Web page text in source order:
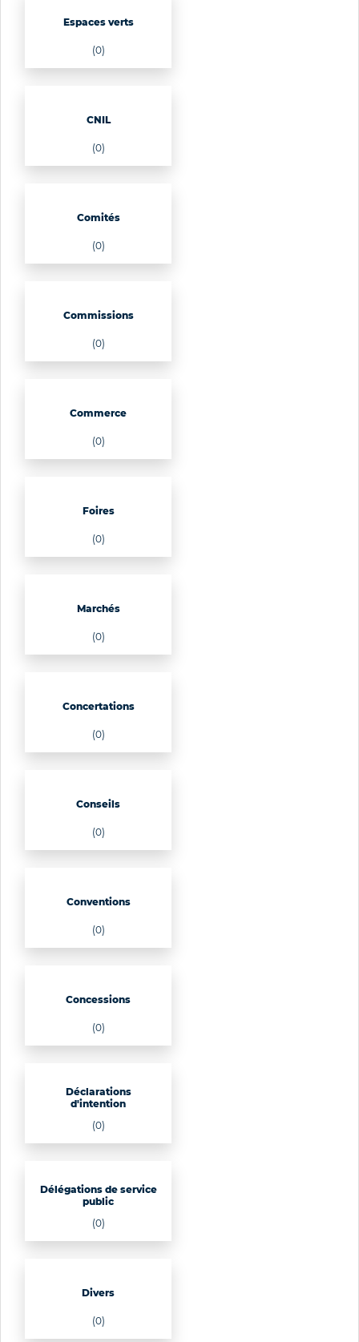
Espaces verts
(0)
CNIL
(0)
Comités
(0)
Commissions
(0)
Commerce
(0)
Foires
(0)
Marchés
(0)
Concertations
(0)
Conseils
(0)
Conventions
(0)
Concessions
(0)
Déclarations
d'intention
(0)
Délégations de service
public
(0)
Divers
(0)